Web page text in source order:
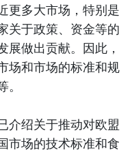
更多大市场，特别是
关于政策、资金等的
展做出贡献。因此，
场和市场的标准和规
介绍关于推动对欧盟
市场的技术标准和食